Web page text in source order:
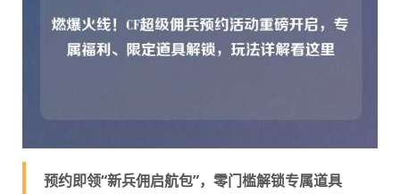
预约即领“新兵佣启航包”，零门槛解锁专属道具